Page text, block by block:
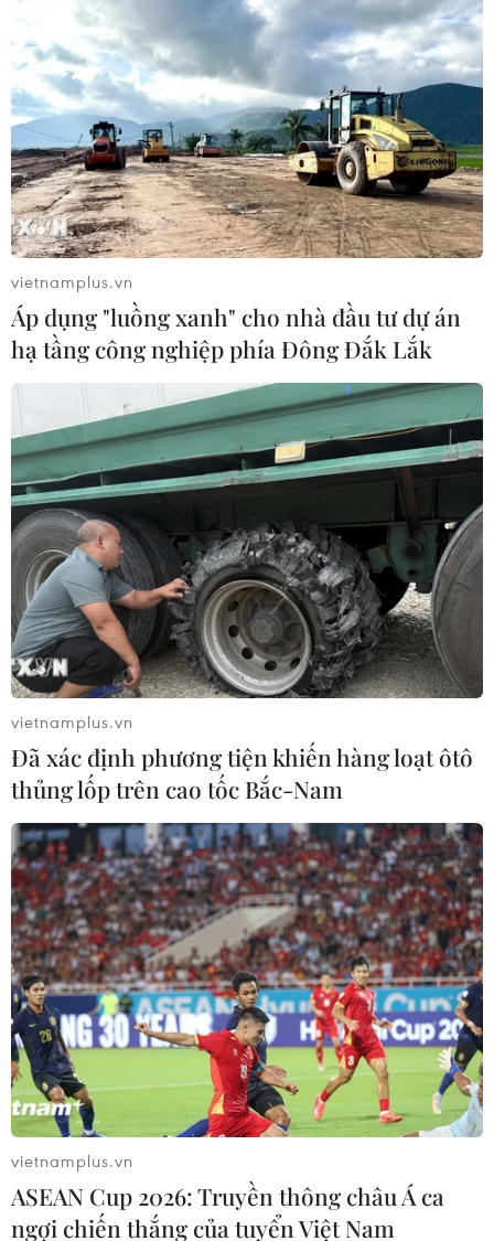
vietnamplus.vn
Áp dụng "luồng xanh" cho nhà đầu tư dự án
hạ tầng công nghiệp phía Đông Đắk Lắk
vietnamplus.vn
Đã xác định phương tiện khiến hàng loạt ôtô
thủng lốp trên cao tốc Bắc-Nam
vietnamplus.vn
ASEAN Cup 2026: Truyền thông châu Á ca
ngợi chiến thắng của tuyển Việt Nam